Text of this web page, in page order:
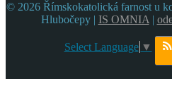
© 2026 Římskokatolická farnost u
Hlubočepy | IS OMNIA |
Select Language ▼